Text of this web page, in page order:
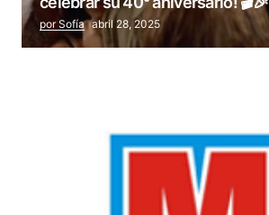
por Sofía abril 28, 2025